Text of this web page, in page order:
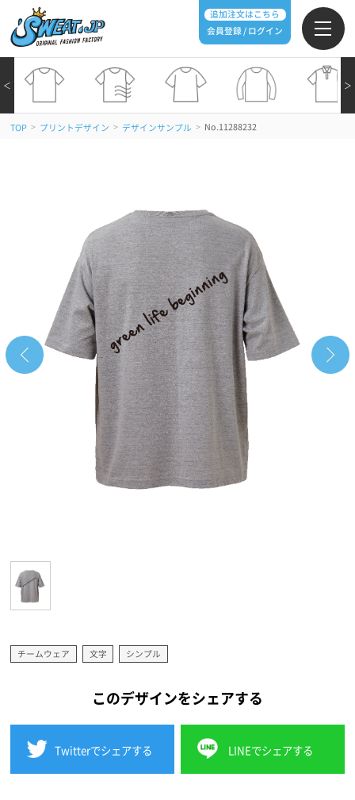
追加注文はこちら
会員登録 / ログイン
＞
＜
TOP > プリントデザイン > デザインサンプル > No.11288232
チームウェア 文字 シンプル
このデザインをシェアする
Twitterでシェアする LINEでシェアする